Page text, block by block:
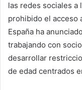
las redes sociales a
prohibido el acceso
España ha
trabajando con
desarrollar
de edad centrados